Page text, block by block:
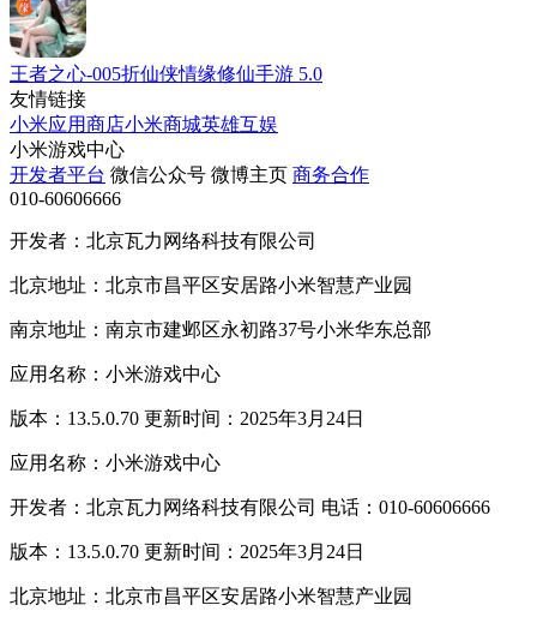
王者之心-005折仙侠情缘修仙手游 5.0
友情链接
小米应用商店小米商城英雄互娱
小米游戏中心
开发者平台 微信公众号 微博主页 商务合作
010-60606666
开发者：北京瓦力网络科技有限公司
北京地址：北京市昌平区安居路小米智慧产业园
南京地址：南京市建邺区永初路37号小米华东总部
应用名称：小米游戏中心
版本：13.5.0.70 更新时间：2025年3月24日
应用名称：小米游戏中心
开发者：北京瓦力网络科技有限公司 电话：010-60606666
版本：13.5.0.70 更新时间：2025年3月24日
北京地址：北京市昌平区安居路小米智慧产业园